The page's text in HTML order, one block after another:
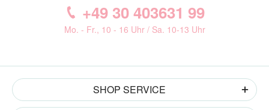
+49 30 403631 99
Mo. - Fr., 10 - 16 Uhr / Sa. 10-13 Uhr
SHOP SERVICE